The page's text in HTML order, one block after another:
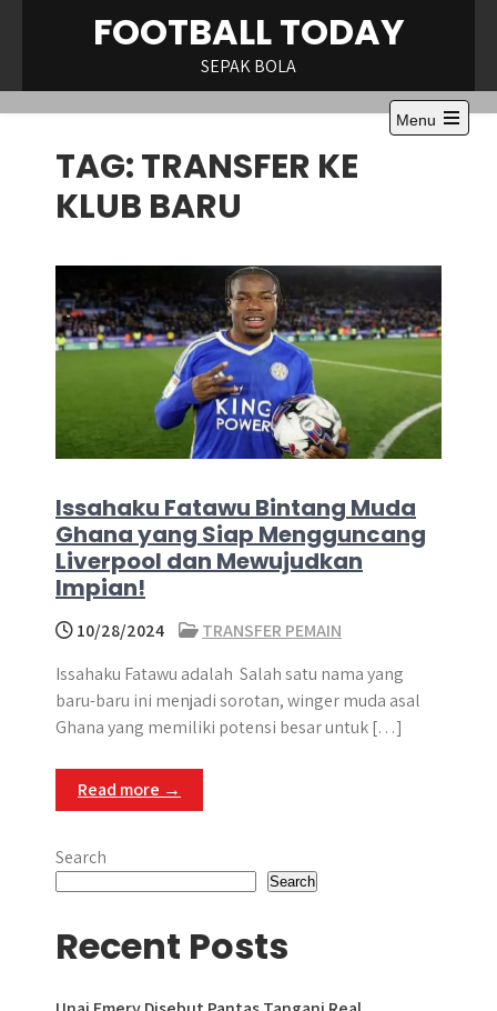
FOOTBALL TODAY
SEPAK BOLA
Menu
Open
TAG:TRANSFER KE
KLUB BARU
Issahaku Fatawu Bintang Muda
Ghana yang Siap Mengguncang
Liverpool dan Mewujudkan
Impian!
10/28/2024
TRANSFER PEMAIN
Issahaku Fatawu adalah Salah satu nama yang
baru-baru ini menjadi sorotan, winger muda asal
Ghana yang memiliki potensi besar untuk […]
Read more →
Search
Search
Recent Posts